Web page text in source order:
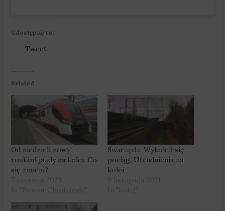
Udostępnij to:
Tweet
Related
Od niedzieli nowy
rozkład jazdy na kolei. Co
się zmieni?
Swarzędz: Wykoleił się
pociąg. Utrudnienia na
kolei